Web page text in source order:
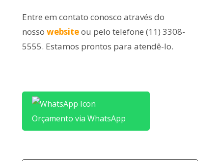
Entre em contato conosco através do
nosso websiteou pelo telefone (11) 3308-
5555. Estamos prontos para atendê-lo.
Orçamento via WhatsApp